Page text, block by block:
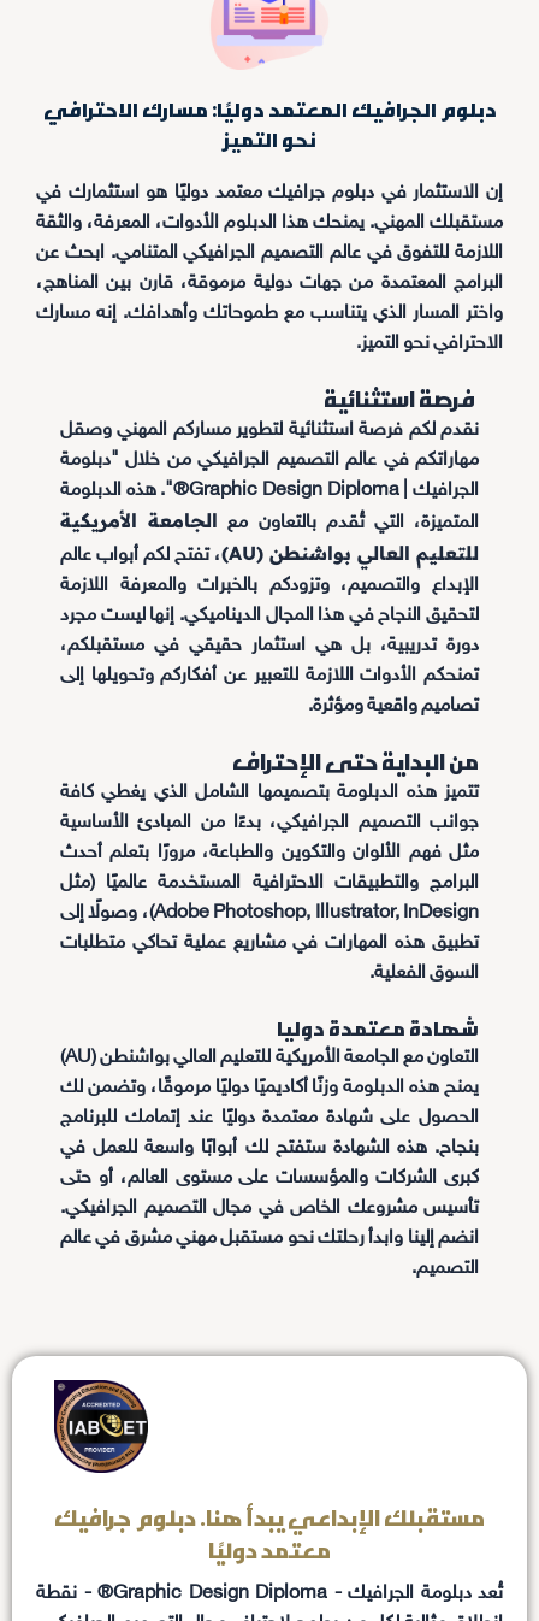
دبلوم الجرافيك المعتمد دوليًا: مسارك الاحترافي
نحو التميز
إن الاستثمار في دبلوم جرافيك معتمد دوليًا هو استثمارك في
مستقبلك المهني. يمنحك هذا الدبلوم الأدوات، المعرفة، والثقة
اللازمة للتفوق في عالم التصميم الجرافيكي المتنامي. ابحث عن
البرامج المعتمدة من جهات دولية مرموقة، قارن بين المناهج،
واختر المسار الذي يتناسب مع طموحاتك وأهدافك. إنه مسارك
الاحترافي نحو التميز.
نقدم لكم فرصة استثنائية لتطوير مساركم المهني وصقل
مهاراتكم في عالم التصميم الجرافيكي من خلال "دبلومة
الجرافيك | Graphic Design Diploma®". هذه الدبلومة
المتميزة، التي تُقدم بالتعاون مع الجامعة الأمريكية
للتعليم العالي بواشنطن (AU)
، تفتح لكم أبواب عالم
الإبداع والتصميم، وتزودكم بالخبرات والمعرفة اللازمة
لتحقيق النجاح في هذا المجال الديناميكي. إنها ليست مجرد
دورة تدريبية، بل هي استثمار حقيقي في مستقبلكم،
تمنحكم الأدوات اللازمة للتعبير عن أفكاركم وتحويلها إلى
تصاميم واقعية ومؤثرة.
من البداية حتى الإحتراف
تتميز هذه الدبلومة بتصميمها الشامل الذي يغطي كافة
جوانب التصميم الجرافيكي، بدءًا من المبادئ الأساسية
مثل فهم الألوان والتكوين والطباعة، مرورًا بتعلم أحدث
البرامج والتطبيقات الاحترافية المستخدمة عالميًا (مثل
Adobe Photoshop, Illustrator, InDesign)، وصولًا إلى
تطبيق هذه المهارات في مشاريع عملية تحاكي متطلبات
السوق الفعلية.
شهادة معتمدة دوليا
التعاون مع الجامعة الأمريكية للتعليم العالي بواشنطن (AU)
يمنح هذه الدبلومة وزنًا أكاديميًا دوليًا مرموقًا، وتضمن لك
الحصول على شهادة معتمدة دوليًا عند إتمامك للبرنامج
بنجاح. هذه الشهادة ستفتح لك أبوابًا واسعة للعمل في
كبرى الشركات والمؤسسات على مستوى العالم، أو حتى
تأسيس مشروعك الخاص في مجال التصميم الجرافيكي.
انضم إلينا وابدأ رحلتك نحو مستقبل مهني مشرق في عالم
التصميم.
مستقبلك الإبداعي يبدأ هنا. دبلوم جرافيك
معتمد دوليًا
تُعد دبلومة الجرافيك - Graphic Design Diploma® - نقطة